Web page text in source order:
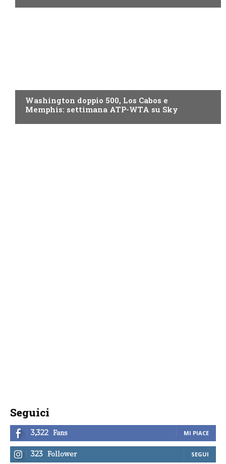
Washington doppio 500, Los Cabos e
Memphis: settimana ATP-WTA su Sky
Seguici
3,322 Fans MI PIACE
323 Follower SEGUI